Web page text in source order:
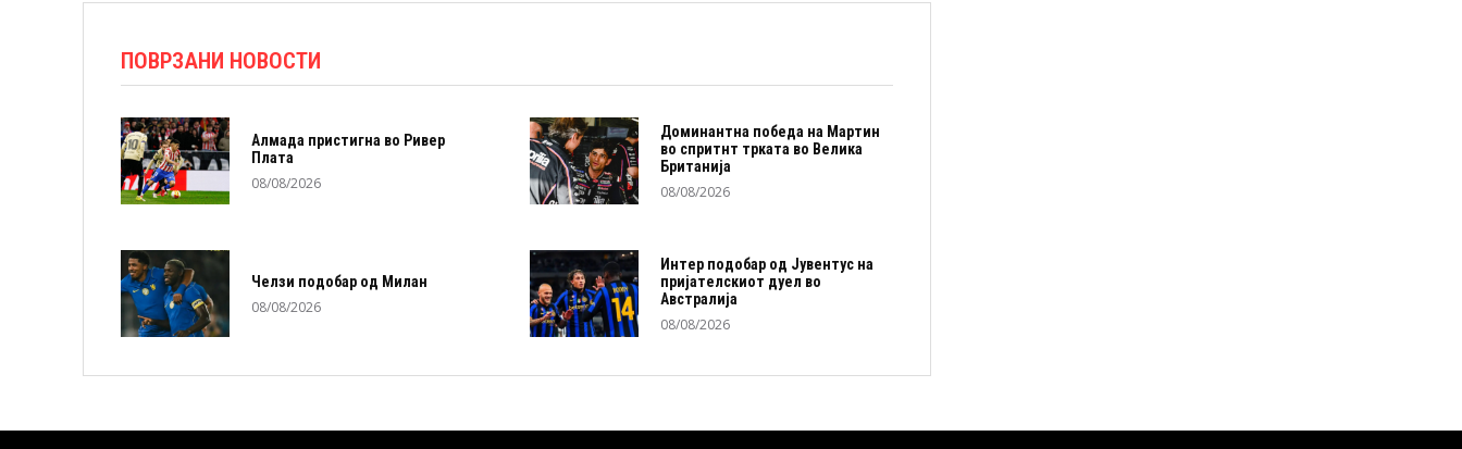
ПОВРЗАНИ НОВОСТИ
Алмада пристигна во Ривер
Плата
08/08/2026
Доминантна победа на Мартин
во спритнт трката во Велика
Британија
08/08/2026
Челзи подобaр од Милан
08/08/2026
Интер подобар од Јувентус на
пријателскиот дуел во
Австралија
08/08/2026